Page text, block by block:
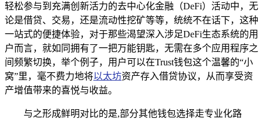
轻松参与到充满创新活力的去中心化金融（DeFi）活动中，无
论是借贷、交易，还是流动性挖矿等等，统统不在话下，这种
一站式的便捷体验，对于那些渴望深入涉足DeFi生态系统的用
户而言，就如同拥有了一把万能钥匙，无需在多个应用程序之
间频繁切换，举个例子，用户可以在Trust钱包这个温馨的“小
窝”里，毫不费力地将以太坊资产存入借贷协议，从而享受资
产增值带来的喜悦与收益。
与之形成鲜明对比的是,部分其他钱包选择走专业化路